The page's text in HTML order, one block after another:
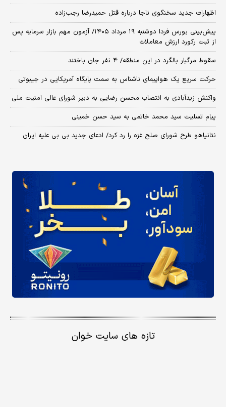
اظهارات جدید سخنگوی ناجا درباره قتل حمیدرضا رجب‌زاده
​پیش‌بینی بورس فردا دوشنبه ۱۹ مرداد ۱۴۰۵/ آزمون مهم بازار سرمایه پس
از ثبت رکورد ارزش معاملات
سقوط مرگبار بالگرد در این منطقه/ ۴ نفر جان باختند
حرکت سریع یک هواپیمای ناشناس به سمت پایگاه آمریکایی در جیبوتی
واکنش زیدآبادی به انتصاب محسن رضایی به دبیر شورای عالی امنیت ملی
پیام تسلیت سید محمد خاتمی به سید حسن خمینی
نتانیاهو طرح شورای صلح غزه را رد کرد/ ادعای جدید بی بی علیه ایران
تازه های سایت خوان